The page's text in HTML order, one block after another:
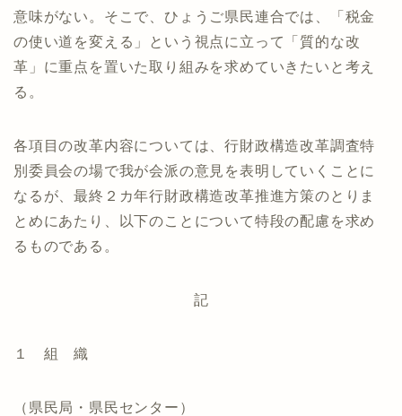
意味がない。そこで、ひょうご県民連合では、「税金
の使い道を変える」という視点に立って「質的な改
革」に重点を置いた取り組みを求めていきたいと考え
る。
各項目の改革内容については、行財政構造改革調査特
別委員会の場で我が会派の意見を表明していくことに
なるが、最終２カ年行財政構造改革推進方策のとりま
とめにあたり、以下のことについて特段の配慮を求め
るものである。
記
１ 組 織
（県民局・県民センター）